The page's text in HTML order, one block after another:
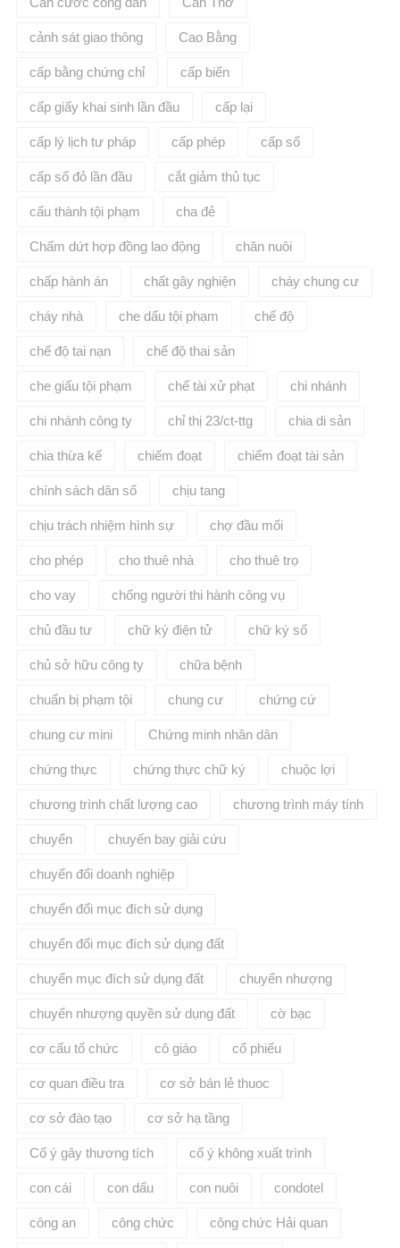
cảnh sát giao thông Cao Bằng
cấp bằng chứng chỉ cấp biển
cấp giấy khai sinh lần đầu cấp lại
cấp lý lịch tư pháp cấp phép cấp sổ
cấp sổ đỏ lần đầu cắt giảm thủ tục
cấu thành tội phạm cha đẻ
Chấm dứt hợp đồng lao động chăn nuôi
chấp hành án chất gây nghiện cháy chung cư
cháy nhà che dấu tội phạm chế độ
chế độ tai nạn chế độ thai sản
che giấu tội phạm chế tài xử phạt chi nhánh
chi nhánh công ty chỉ thị 23/ct-ttg chia di sản
chia thừa kế chiếm đoạt chiếm đoạt tài sản
chính sách dân số chịu tang
chịu trách nhiệm hình sự chợ đầu mối
cho phép cho thuê nhà cho thuê trọ
cho vay chống người thi hành công vụ
chủ đầu tư chữ ký điện tử chữ ký số
chủ sở hữu công ty chữa bệnh
chuẩn bị phạm tội chung cư chứng cứ
chung cư mini Chứng minh nhân dân
chứng thực chứng thực chữ ký chuộc lợi
chương trình chất lượng cao chương trình máy tính
chuyển chuyến bay giải cứu
chuyển đổi doanh nghiệp
chuyển đổi mục đích sử dụng
chuyển đổi mục đích sử dụng đất
chuyển mục đích sử dụng đất chuyển nhượng
chuyển nhượng quyền sử dụng đất cờ bạc
cơ cấu tổ chức cô giáo cổ phiếu
cơ quan điều tra cơ sở bán lẻ thuoc
cơ sở đào tạo cơ sở hạ tầng
Cố ý gây thương tích cố ý không xuất trình
con cái con dấu con nuôi condotel
công an công chức công chức Hải quan